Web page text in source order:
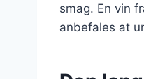
smag. En vin
anbefales at